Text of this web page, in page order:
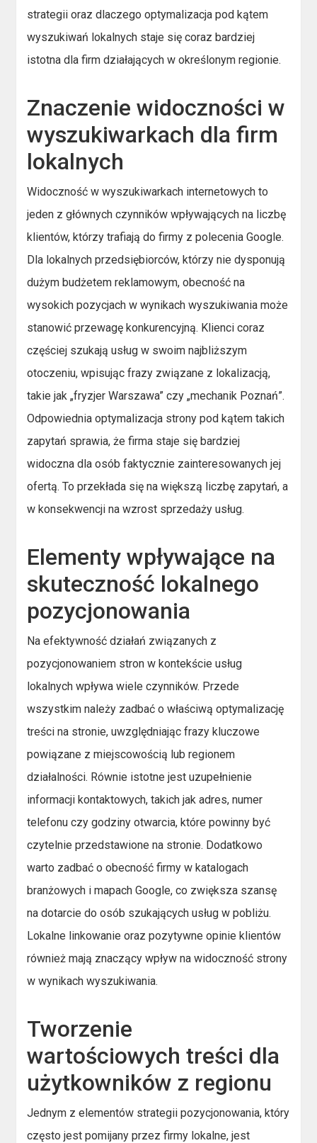
strategii oraz dlaczego optymalizacja pod kątem
wyszukiwań lokalnych staje się coraz bardziej
istotna dla firm działających w określonym regionie.
Znaczenie widoczności w
wyszukiwarkach dla firm
lokalnych
Widoczność w wyszukiwarkach internetowych to
jeden z głównych czynników wpływających na liczbę
klientów, którzy trafiają do firmy z polecenia Google.
Dla lokalnych przedsiębiorców, którzy nie dysponują
dużym budżetem reklamowym, obecność na
wysokich pozycjach w wynikach wyszukiwania może
stanowić przewagę konkurencyjną. Klienci coraz
częściej szukają usług w swoim najbliższym
otoczeniu, wpisując frazy związane z lokalizacją,
takie jak „fryzjer Warszawa” czy „mechanik Poznań”.
Odpowiednia optymalizacja strony pod kątem takich
zapytań sprawia, że firma staje się bardziej
widoczna dla osób faktycznie zainteresowanych jej
ofertą. To przekłada się na większą liczbę zapytań, a
w konsekwencji na wzrost sprzedaży usług.
Elementy wpływające na
skuteczność lokalnego
pozycjonowania
Na efektywność działań związanych z
pozycjonowaniem stron w kontekście usług
lokalnych wpływa wiele czynników. Przede
wszystkim należy zadbać o właściwą optymalizację
treści na stronie, uwzględniając frazy kluczowe
powiązane z miejscowością lub regionem
działalności. Równie istotne jest uzupełnienie
informacji kontaktowych, takich jak adres, numer
telefonu czy godziny otwarcia, które powinny być
czytelnie przedstawione na stronie. Dodatkowo
warto zadbać o obecność firmy w katalogach
branżowych i mapach Google, co zwiększa szansę
na dotarcie do osób szukających usług w pobliżu.
Lokalne linkowanie oraz pozytywne opinie klientów
również mają znaczący wpływ na widoczność strony
w wynikach wyszukiwania.
Tworzenie
wartościowych treści dla
użytkowników z regionu
Jednym z elementów strategii pozycjonowania, który
często jest pomijany przez firmy lokalne, jest